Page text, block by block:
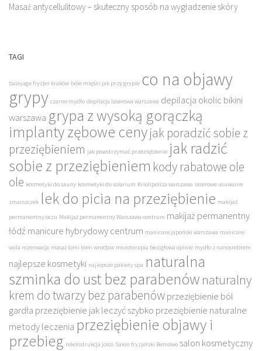
Masaż antycellulitowy – skuteczny sposób na wygładzenie skóry
TAGI
balayage fryzjer kraków bóle mięśni jak przy grypie co na objawy
grypy czarne mydło depilacja laserowa warszawa depilacja okolic bikini
warszawa grypa z wysoką gorączką
implanty zębowe cenyjak poradzić sobie z
przeziębieniem jak powstrzymać przeziębienie jak radzić
sobie z przeziębieniem kody rabatowe ole
ole kosmetyki do sauny kosmetyki do solarium Kriolipoliza warszawa laserowe usuwanie
zmarszczek lek do picia na przeziębienie makijaż
permanentny oczu Makijaż permanentny Warszawa centrum makijaż permanentny
łódź manicure hybrydowy centrum manicure japoński warszawa manicure
wola rezerwacja masaż lomi lomi wrocław mezoterapia bezigłowa opinie mydło z nanosrebrem
najlepsze kosmetyki najlepsze pakiety spa naturalna
szminka do ust bez parabenów naturalny
krem do twarzy bez parabenówprzeziębienie ból
gardła przeziębienie jak leczyć szybko przeziębienie naturalne
metody leczenia przeziębienie objawy i
przebieg rekonstrukcja joico Salon fryzjerski Bemowo salon kosmetyczny